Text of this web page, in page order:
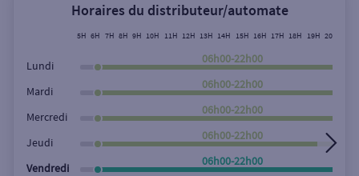
Rechercher
Horaires du distributeur/automate
5H 6H 7H 8H 9H 10H 11H 12H 13H 14H 15H 16H 17H 18H 19H 20H
Lundi
06h00-22h00
Mardi
06h00-22h00
Mercredi
06h00-22h00
Jeudi
06h00-22h00
Vendredi
06h00-22h00